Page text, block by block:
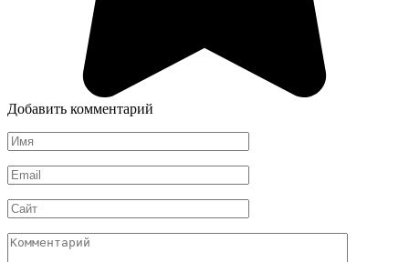
Добавить комментарий
Имя
*
Email
*
Сайт
Комментарий